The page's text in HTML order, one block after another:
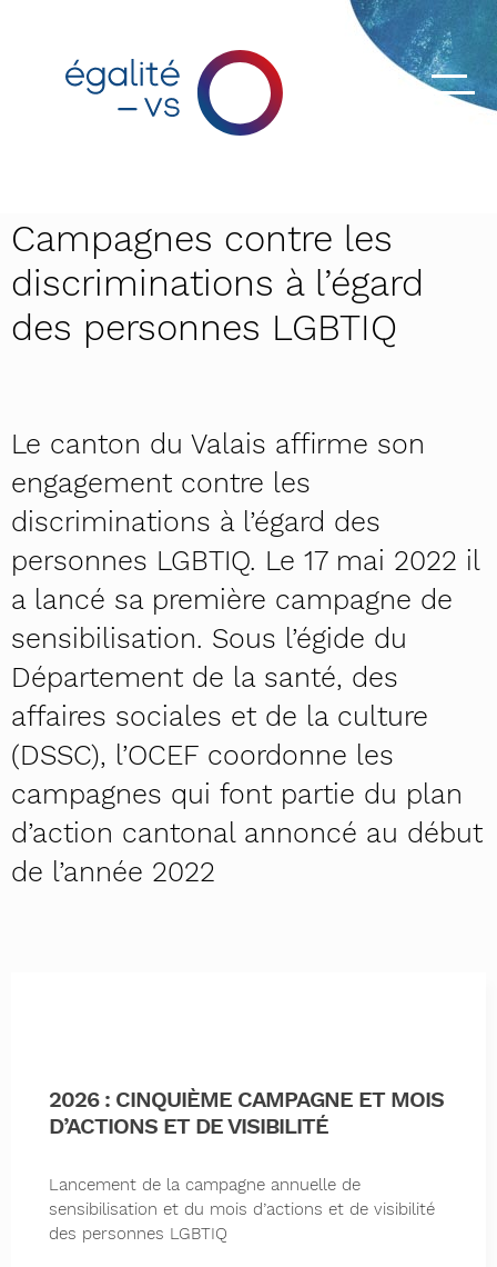
Campagnes contre les
discriminations à l’égard
des personnes LGBTIQ
Le canton du Valais affirme son
engagement contre les
discriminations à l’égard des
personnes LGBTIQ. Le 17 mai 2022 il
a lancé sa première campagne de
sensibilisation. Sous l’égide du
Département de la santé, des
affaires sociales et de la culture
(DSSC), l’OCEF coordonne les
campagnes qui font partie du plan
d’action cantonal annoncé au début
de l’année 2022
2026 : CINQUIÈME CAMPAGNE ET MOIS
D’ACTIONS ET DE VISIBILITÉ
Lancement de la campagne annuelle de
sensibilisation et du mois d’actions et de visibilité
des personnes LGBTIQ